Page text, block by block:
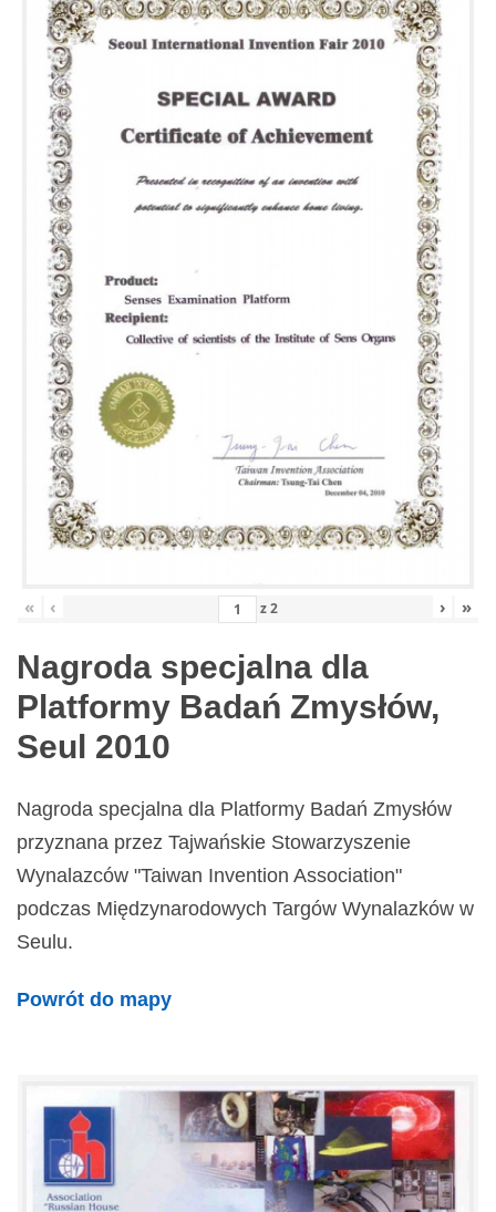
« ‹ z2 › »
Nagroda specjalna dla
Platformy Badań Zmysłów,
Seul 2010
Nagroda specjalna dla Platformy Badań Zmysłów
przyznana przez Tajwańskie Stowarzyszenie
Wynalazców "Taiwan Invention Association"
podczas Międzynarodowych Targów Wynalazków w
Seulu.
Powrót do mapy